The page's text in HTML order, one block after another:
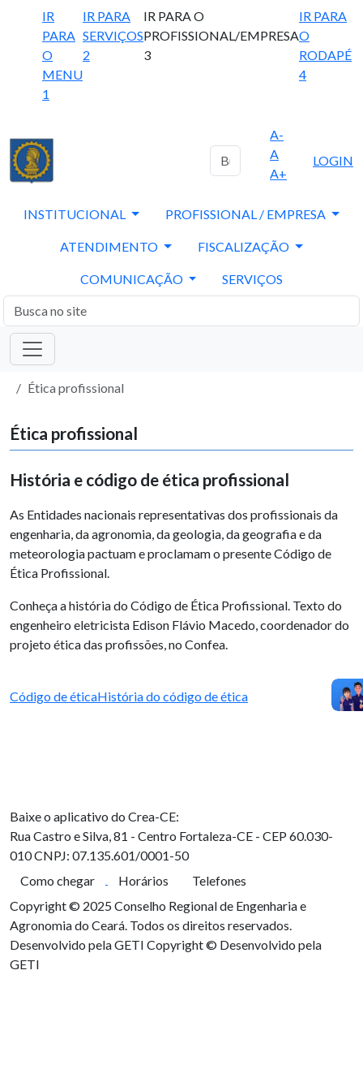
IR
PARA
O
MENU
1
IR PARA
SERVIÇOS
2
IR PARA O
PROFISSIONAL/EMPRESA
3
IR PARA
O
RODAPÉ
4
A-
A
A+
LOGIN
INSTITUCIONAL PROFISSIONAL / EMPRESA
ATENDIMENTO FISCALIZAÇÃO
COMUNICAÇÃO SERVIÇOS
Ética profissional
Ética profissional
História e código de ética profissional
As Entidades nacionais representativas dos profissionais da
engenharia, da agronomia, da geologia, da geografia e da
meteorologia pactuam e proclamam o presente Código de
Ética Profissional.
Conheça a história do Código de Ética Profissional. Texto do
engenheiro eletricista Edison Flávio Macedo, coordenador do
projeto ética das profissões, no Confea.
Código de éticaHistória do código de ética
Baixe o aplicativo do Crea-CE:
Rua Castro e Silva, 81 - Centro Fortaleza-CE - CEP 60.030-
010CNPJ: 07.135.601/0001-50
Como chegar
Horários
Telefones
Copyright © 2025 Conselho Regional de Engenharia e
Agronomia do Ceará. Todos os direitos reservados.
Desenvolvido pela GETI Copyright © Desenvolvido pela
GETI